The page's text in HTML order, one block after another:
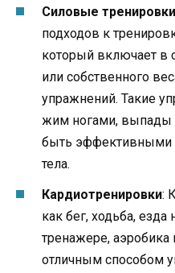
Силовые тренировки
подходов к
который включает в
или собственного
упражнений. Такие
жим ногами, выпады
быть эффективными
тела.
Кардиотренировки:
как бег, ходьба,
тренажере,
отличным способом